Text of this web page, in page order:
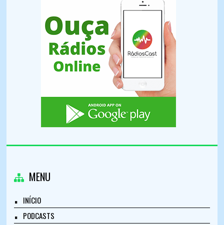
MENU
INÍCIO
PODCASTS